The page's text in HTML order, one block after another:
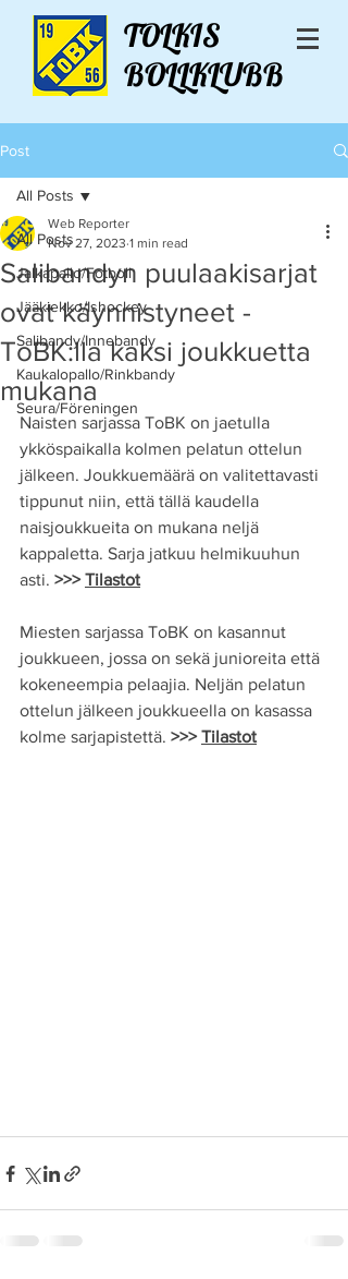
TOLKIS
BOLLKLUBB
Post
All Posts
Jalkapallo/Fotboll
Jääkiekko/Ishockey
Salibandy/Innebandy
Kaukalopallo/Rinkbandy
Seura/Föreningen
All Posts
Salibandyn puulaakisarjat
ovat käynnistyneet -
ToBK:lla kaksi joukkuetta
mukana
Web Reporter
Nov 27, 2023 1 min read
Naisten sarjassa ToBK on jaetulla
ykköspaikalla kolmen pelatun ottelun
jälkeen. Joukkuemäärä on valitettavasti
tippunut niin, että tällä kaudella
naisjoukkueita on mukana neljä
kappaletta. Sarja jatkuu helmikuuhun
asti. >>> Tilastot
Miesten sarjassa ToBK on kasannut
joukkueen, jossa on sekä junioreita että
kokeneempia pelaajia. Neljän pelatun
ottelun jälkeen joukkueella on kasassa
kolme sarjapistettä. >>> Tilastot